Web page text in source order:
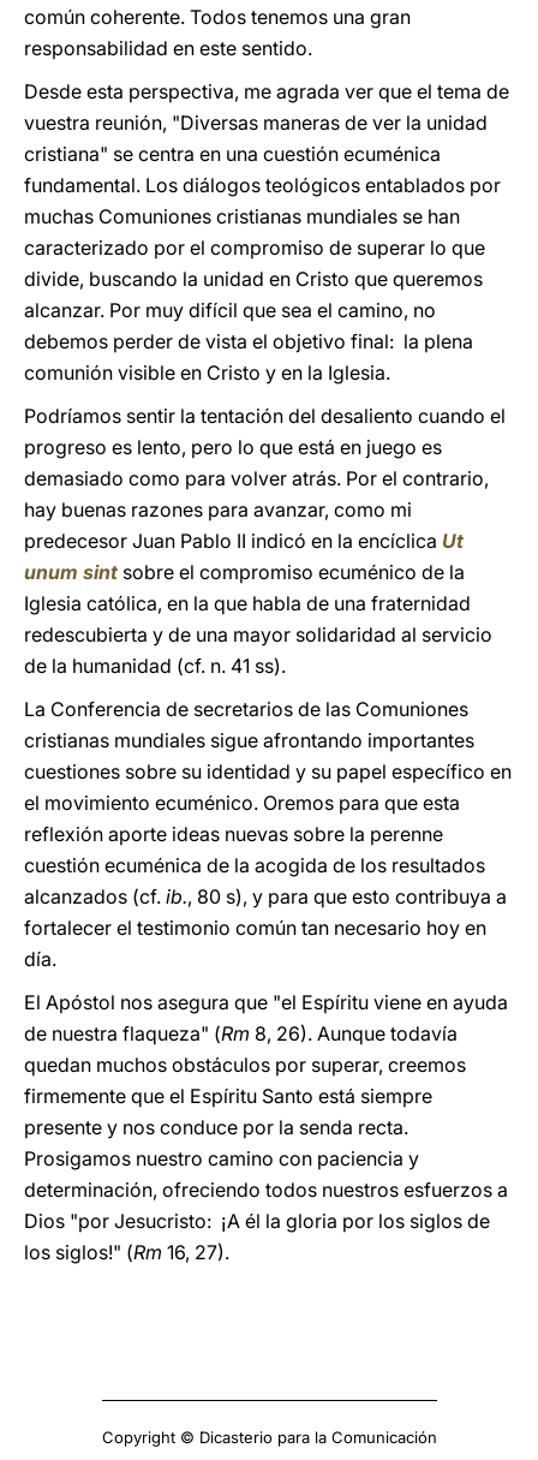
común coherente. Todos tenemos una gran
responsabilidad en este sentido.
Desde esta perspectiva, me agrada ver que el tema de
vuestra reunión, "Diversas maneras de ver la unidad
cristiana" se centra en una cuestión ecuménica
fundamental. Los diálogos teológicos entablados por
muchas Comuniones cristianas mundiales se han
caracterizado por el compromiso de superar lo que
divide, buscando la unidad en Cristo que queremos
alcanzar. Por muy difícil que sea el camino, no
debemos perder de vista el objetivo final: la plena
comunión visible en Cristo y en la Iglesia.
Podríamos sentir la tentación del desaliento cuando el
progreso es lento, pero lo que está en juego es
demasiado como para volver atrás. Por el contrario,
hay buenas razones para avanzar, como mi
predecesor Juan Pablo II indicó en la encíclica Ut
unum sint sobre el compromiso ecuménico de la
Iglesia católica, en la que habla de una fraternidad
redescubierta y de una mayor solidaridad al servicio
de la humanidad (cf. n. 41 ss).
La Conferencia de secretarios de las Comuniones
cristianas mundiales sigue afrontando importantes
cuestiones sobre su identidad y su papel específico en
el movimiento ecuménico. Oremos para que esta
reflexión aporte ideas nuevas sobre la perenne
cuestión ecuménica de la acogida de los resultados
alcanzados (cf. ib., 80 s), y para que esto contribuya a
fortalecer el testimonio común tan necesario hoy en
día.
El Apóstol nos asegura que "el Espíritu viene en ayuda
de nuestra flaqueza" (Rm 8, 26). Aunque todavía
quedan muchos obstáculos por superar, creemos
firmemente que el Espíritu Santo está siempre
presente y nos conduce por la senda recta.
Prosigamos nuestro camino con paciencia y
determinación, ofreciendo todos nuestros esfuerzos a
Dios "por Jesucristo: ¡A él la gloria por los siglos de
los siglos!" (Rm 16, 27).
Copyright © Dicasterio para la Comunicación